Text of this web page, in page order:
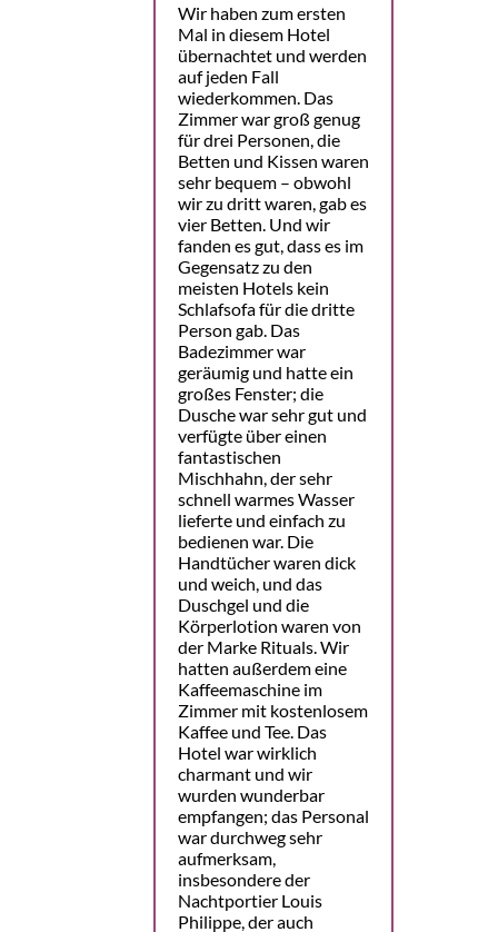
Wir haben zum ersten
Mal in diesem Hotel
übernachtet und werden
auf jeden Fall
wiederkommen. Das
Zimmer war groß genug
für drei Personen, die
Betten und Kissen waren
sehr bequem – obwohl
wir zu dritt waren, gab es
vier Betten. Und wir
fanden es gut, dass es im
Gegensatz zu den
meisten Hotels kein
Schlafsofa für die dritte
Person gab. Das
Badezimmer war
geräumig und hatte ein
großes Fenster; die
Dusche war sehr gut und
verfügte über einen
fantastischen
Mischhahn, der sehr
schnell warmes Wasser
lieferte und einfach zu
bedienen war. Die
Handtücher waren dick
und weich, und das
Duschgel und die
Körperlotion waren von
der Marke Rituals. Wir
hatten außerdem eine
Kaffeemaschine im
Zimmer mit kostenlosem
Kaffee und Tee. Das
Hotel war wirklich
charmant und wir
wurden wunderbar
empfangen; das Personal
war durchweg sehr
aufmerksam,
insbesondere der
Nachtportier Louis
Philippe, der auch